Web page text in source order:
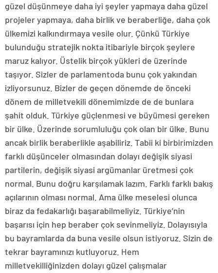
güzel düşünmeye daha iyi şeyler yapmaya daha güzel
projeler yapmaya, daha birlik ve beraberliğe, daha çok
ülkemizi kalkındırmaya vesile olur. Çünkü Türkiye
bulunduğu stratejik nokta itibariyle birçok şeylere
maruz kalıyor. Üstelik birçok yükleri de üzerinde
taşıyor. Sizler de parlamentoda bunu çok yakından
izliyorsunuz. Bizler de geçen dönemde de önceki
dönem de milletvekili dönemimizde de de bunlara
şahit olduk. Türkiye güçlenmesi ve büyümesi gereken
bir ülke. Üzerinde sorumluluğu çok olan bir ülke. Bunu
ancak birlik beraberlikle aşabiliriz. Tabii ki birbirimizden
farklı düşünceler olmasından dolayı değişik siyasi
partilerin, değişik siyasi argümanlar üretmesi çok
normal. Bunu doğru karşılamak lazım. Farklı farklı bakış
açılarının olması normal. Ama ülke meselesi olunca
biraz da fedakarlığı başarabilmeliyiz. Türkiye’nin
başarısı için hep beraber çok sevinmeliyiz. Dolayısıyla
bu bayramlarda da buna vesile olsun istiyoruz. Sizin de
tekrar bayramınızı kutluyoruz. Hem
milletvekilliğinizden dolayı güzel çalışmalar